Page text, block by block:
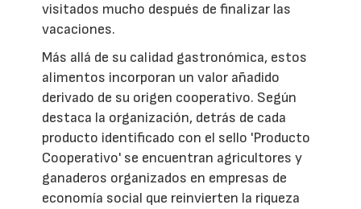
visitados mucho después de finalizar las
vacaciones.
Más allá de su calidad gastronómica, estos
alimentos incorporan un valor añadido
derivado de su origen cooperativo. Según
destaca la organización, detrás de cada
producto identificado con el sello 'Producto
Cooperativo' se encuentran agricultores y
ganaderos organizados en empresas de
economía social que reinvierten la riqueza